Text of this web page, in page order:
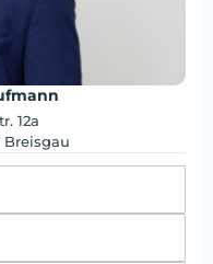
12a
Breisgau